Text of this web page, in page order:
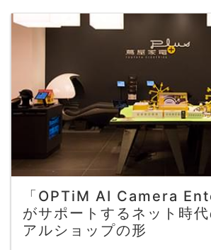
「OPTiM AI Camera
がサポートするネット時代
アルショップの形